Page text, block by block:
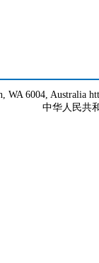
WA 6004, Australia
中华人民共